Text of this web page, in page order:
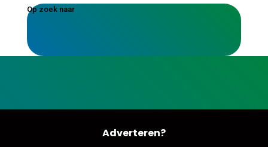
Op zoek naar
Adverteren?